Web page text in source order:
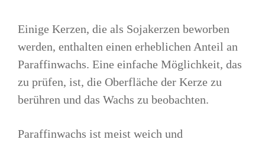
Einige Kerzen, die als Sojakerzen beworben
werden, enthalten einen erheblichen Anteil an
Paraffinwachs. Eine einfache Möglichkeit, das
zu prüfen, ist, die Oberfläche der Kerze zu
berühren und das Wachs zu beobachten.
Paraffinwachs ist meist weich und